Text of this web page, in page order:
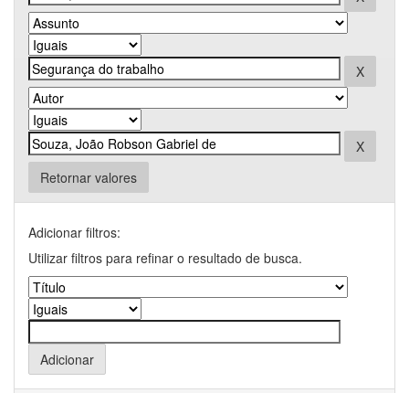
Retornar valores
Adicionar filtros:
Utilizar filtros para refinar o resultado de busca.